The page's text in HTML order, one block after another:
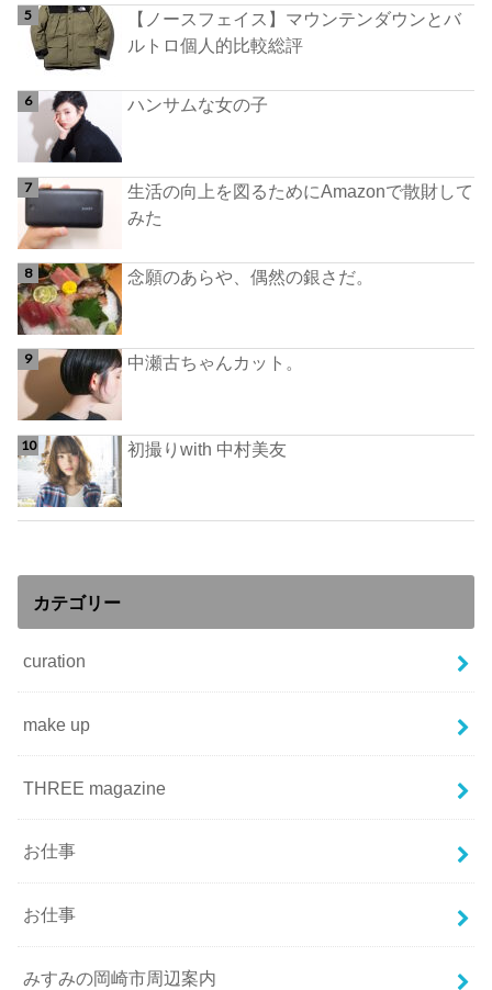
【ノースフェイス】マウンテンダウンとバ
ルトロ個人的比較総評
ハンサムな女の子
生活の向上を図るためにAmazonで散財して
みた
念願のあらや、偶然の銀さだ。
中瀬古ちゃんカット。
初撮りwith 中村美友
カテゴリー
curation
make up
THREE magazine
お仕事
お仕事
みすみの岡崎市周辺案内